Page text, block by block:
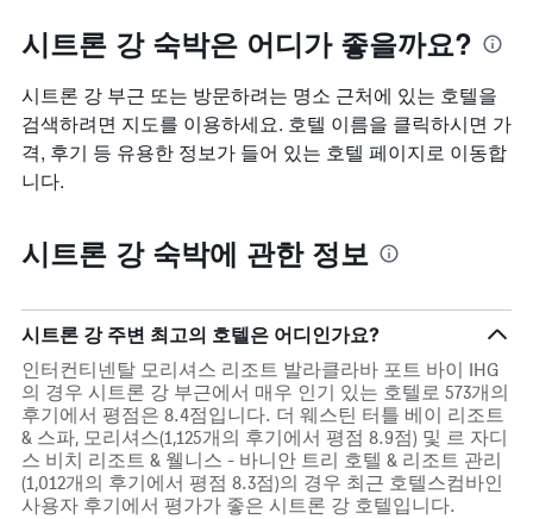
시트론 강 숙박은 어디가 좋을까요?
시트론 강 부근 또는 방문하려는 명소 근처에 있는 호텔을
검색하려면 지도를 이용하세요. 호텔 이름을 클릭하시면 가
격, 후기 등 유용한 정보가 들어 있는 호텔 페이지로 이동합
니다.
시트론 강 숙박에 관한 정보
시트론 강 주변 최고의 호텔은 어디인가요?
인터컨티넨탈 모리셔스 리조트 발라클라바 포트 바이 IHG
의 경우 시트론 강 부근에서 매우 인기 있는 호텔로 573개의
후기에서 평점은 8.4점입니다. 더 웨스틴 터틀 베이 리조트
& 스파, 모리셔스(1,125개의 후기에서 평점 8.9점) 및 르 자디
스 비치 리조트 & 웰니스 - 바니안 트리 호텔 & 리조트 관리
(1,012개의 후기에서 평점 8.3점)의 경우 최근 호텔스컴바인
사용자 후기에서 평가가 좋은 시트론 강 호텔입니다.